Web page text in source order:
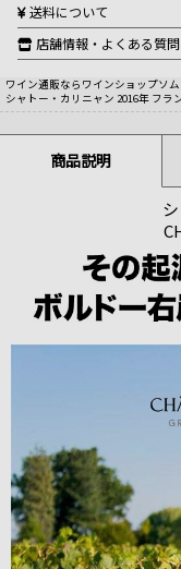
送料について
店舗情報・よくある質問
ワイン通販ならワインショップソム
シャトー・カリニャン 2016年 フ
商品説明